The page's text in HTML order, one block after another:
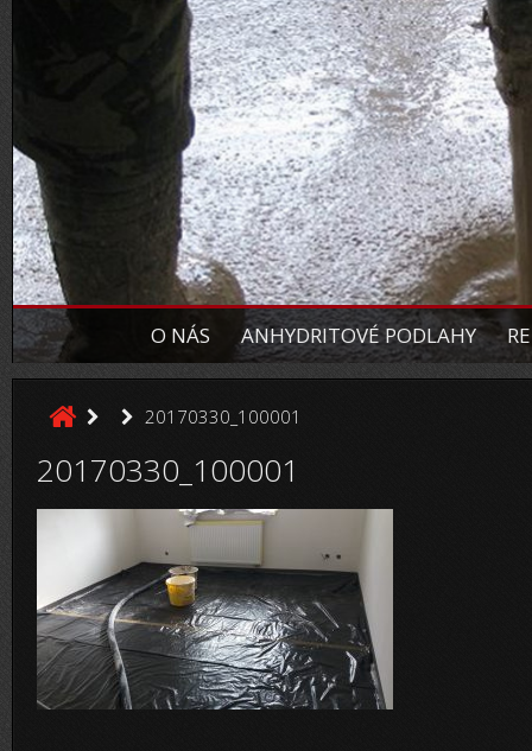
O NÁS ANHYDRITOVÉ PODLAHY
20170330_100001
20170330_100001